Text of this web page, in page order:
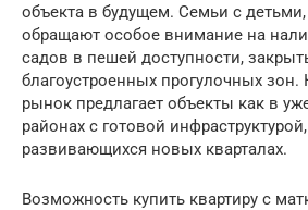
объекта в будущем. Семьи с
обращают особое внимание на
садов в пешей доступности,
благоустроенных прогулочных зон.
рынок предлагает объекты как в
районах с готовой
развивающихся новых кварталах.
Возможность купить квартиру с